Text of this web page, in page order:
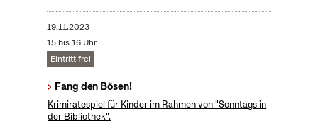
19.11.2023
15 bis 16 Uhr
Eintritt frei
Fang den Bösen!
Krimiratespiel für Kinder im Rahmen von "Sonntags in
der Bibliothek".